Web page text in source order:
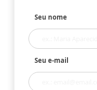
Seu nome
Seu e-mail